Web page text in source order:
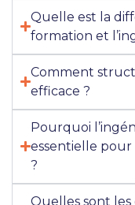
Quelle est la
formation et
Comment
efficace ?
Pourquoi
essentielle
?
Quelles sont